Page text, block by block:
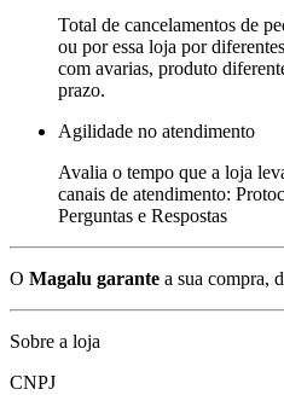
Total de cancelamentos de
ou por essa loja por
com avarias, produto
prazo.
Agilidade no atendimento
Avalia o tempo que a loja
canais de atendimento:
Perguntas e Respostas
O Magalu garante a sua compra,
Sobre a loja
CNPJ